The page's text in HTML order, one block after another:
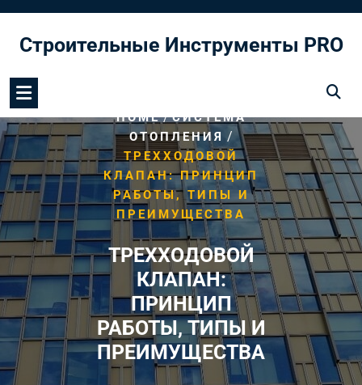
содержимому
Строительные Инструменты PRO
HOME/СИСТЕМА
ОТОПЛЕНИЯ /
ТРЕХХОДОВОЙ
КЛАПАН: ПРИНЦИП
РАБОТЫ, ТИПЫ И
ПРЕИМУЩЕСТВА
ТРЕХХОДОВОЙ
КЛАПАН:
ПРИНЦИП
РАБОТЫ, ТИПЫ И
ПРЕИМУЩЕСТВА